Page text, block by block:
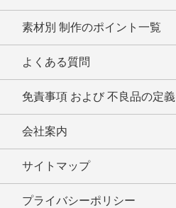
素材別 制作のポイント一覧
よくある質問
免責事項 および 不良品の定義
会社案内
サイトマップ
プライバシーポリシー